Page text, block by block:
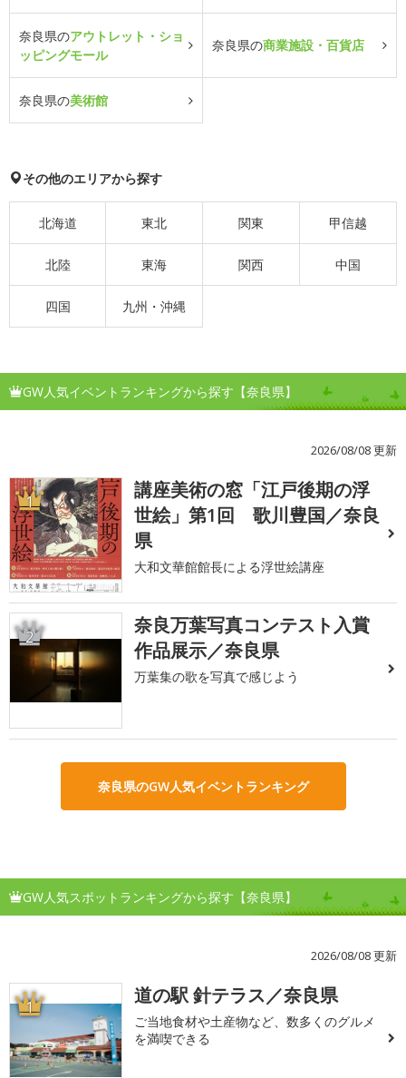
奈良県のアウトレット・ショ
ッピングモール
奈良県の商業施設・百貨店
奈良県の美術館
その他のエリアから探す
北海道 東北 関東 甲信越
北陸 東海 関西 中国
四国 九州・沖縄
GW人気イベントランキングから探す【奈良県】
2026/08/08 更新
1
講座美術の窓「江戸後期の浮
世絵」第1回 歌川豊国／奈良
県
大和文華館館長による浮世絵講座
2
奈良万葉写真コンテスト入賞
作品展示／奈良県
万葉集の歌を写真で感じよう
奈良県のGW人気イベントランキング
GW人気スポットランキングから探す【奈良県】
2026/08/08 更新
1 道の駅 針テラス／奈良県
ご当地食材や土産物など、数多くのグルメ
を満喫できる